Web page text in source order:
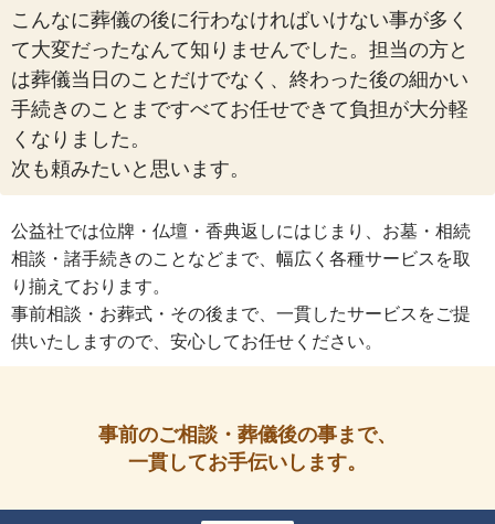
こんなに葬儀の後に行わなければいけない事が多く
て大変だったなんて知りませんでした。担当の方と
は葬儀当日のことだけでなく、終わった後の細かい
手続きのことまですべてお任せできて負担が大分軽
くなりました。
次も頼みたいと思います。
公益社では位牌・仏壇・香典返しにはじまり、お墓・相続
相談・諸手続きのことなどまで、幅広く各種サービスを取
り揃えております。
事前相談・お葬式・その後まで、一貫したサービスをご提
供いたしますので、安心してお任せください。
事前のご相談・葬儀後の事まで、
一貫してお手伝いします。